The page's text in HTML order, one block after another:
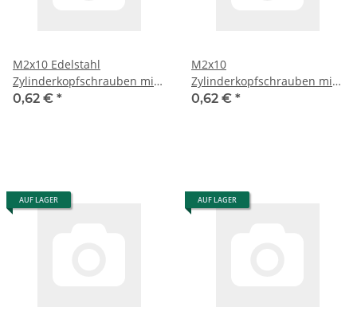
M2x10 Edelstahl
Zylinderkopfschrauben mit
Innensechskant 6 St.
0,62 € *
M2x10
Zylinderkopfschrauben mit
Innensechskant 6 St.
0,62 € *
AUF LAGER AUF LAGER